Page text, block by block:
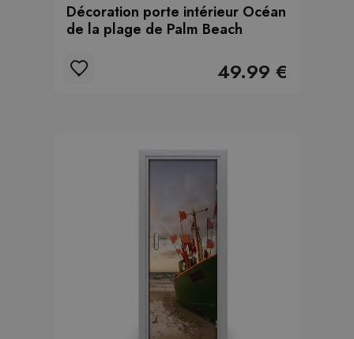
Décoration porte intérieur Océan
de la plage de Palm Beach
49.99 €